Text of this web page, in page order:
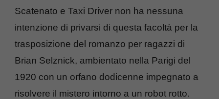
Scatenato e Taxi Driver non ha nessuna
intenzione di privarsi di questa facoltà per la
trasposizione del romanzo per ragazzi di
Brian Selznick, ambientato nella Parigi del
1920 con un orfano dodicenne impegnato a
risolvere il mistero intorno a un robot rotto.